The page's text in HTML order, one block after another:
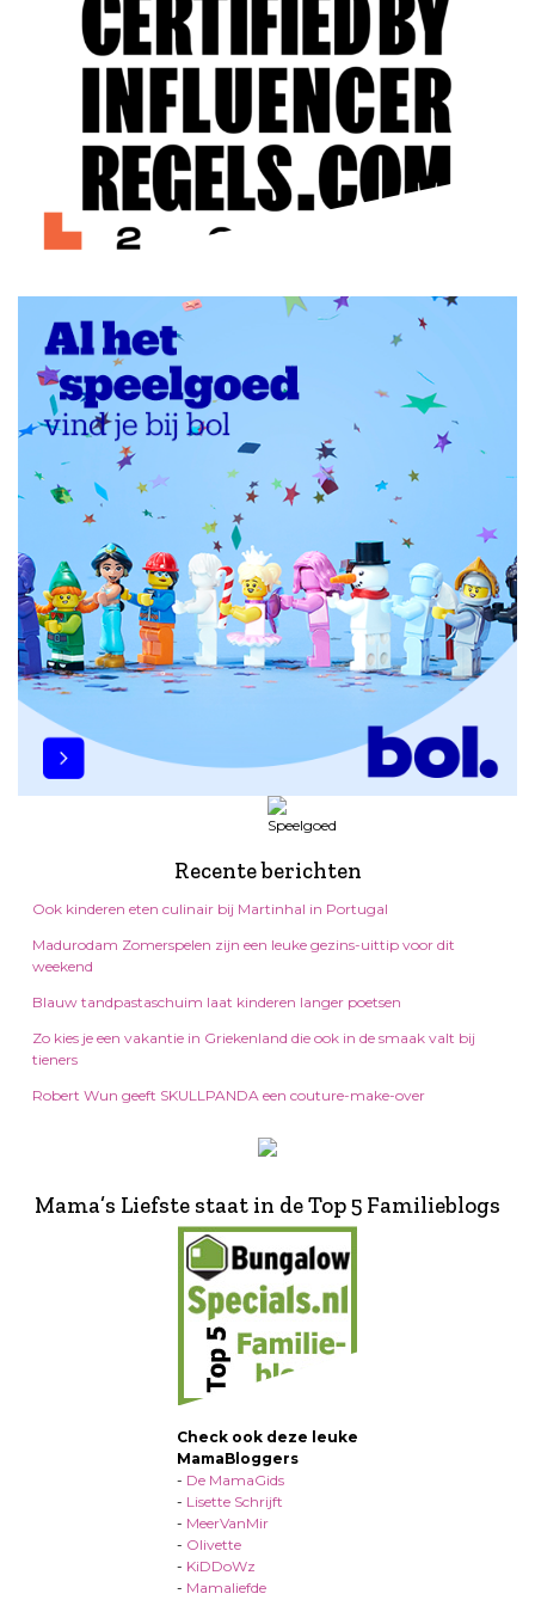
Recente berichten
Ook kinderen eten culinair bij Martinhal in Portugal
Madurodam Zomerspelen zijn een leuke gezins-uittip voor dit
weekend
Blauw tandpastaschuim laat kinderen langer poetsen
Zo kies je een vakantie in Griekenland die ook in de smaak valt bij
tieners
Robert Wun geeft SKULLPANDA een couture-make-over
Mama’s Liefste staat in de Top 5 Familieblogs
Check ook deze leuke
MamaBloggers
- De MamaGids
- Lisette Schrijft
- MeerVanMir
- Olivette
- KiDDoWz
- Mamaliefde